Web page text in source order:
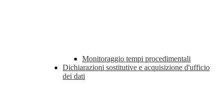
Monitoraggio tempi procedimentali
Dichiarazioni sostitutive e acquisizione d'ufficio
dei dati